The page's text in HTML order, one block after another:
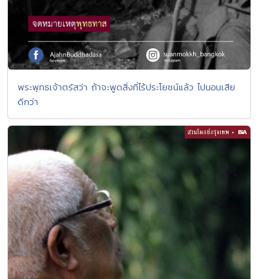
พระพุทธเจ้าตรัสว่า ถ้าจะพูดสิ่งที่ไร้ประโยชน์แล้ว ไปนอนเสีย
ดีกว่า